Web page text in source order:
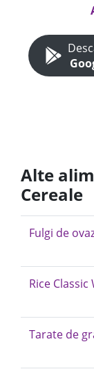
Alte
Cereale
Fulgi de
Rice
Tarate de